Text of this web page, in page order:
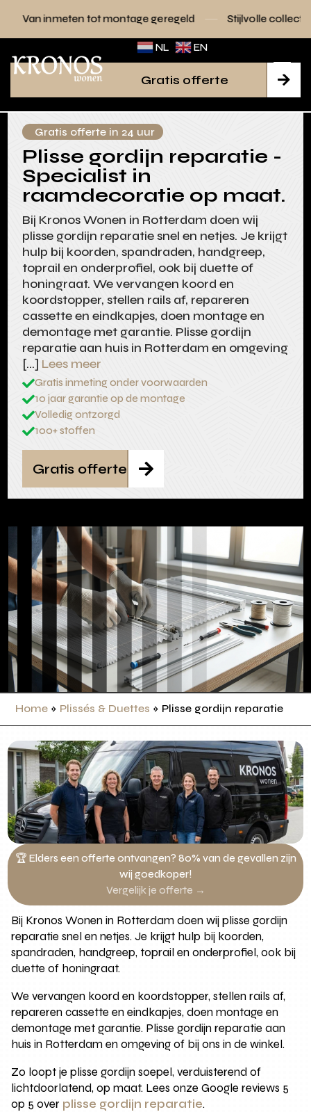
tot montage geregeld Stijlvolle collecties voor elk
NL EN

Gratis offerte
Gratis offerte in 24 uur
Plisse gordijn reparatie -
Specialist in
raamdecoratie op maat.
Bij Kronos Wonen in Rotterdam doen wij
plisse gordijn reparatie snel en netjes. Je krijgt
hulp bij koorden, spandraden, handgreep,
toprail en onderprofiel, ook bij duette of
honingraat. We vervangen koord en
koordstopper, stellen rails af, repareren
cassette en eindkapjes, doen montage en
demontage met garantie. Plisse gordijn
reparatie aan huis in Rotterdam en omgeving
[…] Lees meer
Gratis inmeting onder voorwaarden
10 jaar garantie op de montage
Volledig ontzorgd
100+ stoffen

Gratis offerte
Home » Plissés & Duettes » Plisse gordijn reparatie
🏆 Elders een offerte ontvangen? 80% van de gevallen zijn
wij goedkoper!
Vergelijk je offerte →
Bij Kronos Wonen in Rotterdam doen wij plisse gordijn
reparatie snel en netjes. Je krijgt hulp bij koorden,
spandraden, handgreep, toprail en onderprofiel, ook bij
duette of honingraat.
We vervangen koord en koordstopper, stellen rails af,
repareren cassette en eindkapjes, doen montage en
demontage met garantie. Plisse gordijn reparatie aan
huis in Rotterdam en omgeving of bij ons in de winkel.
Zo loopt je plisse gordijn soepel, verduisterend of
lichtdoorlatend, op maat. Lees onze Google reviews 5
op 5 over plisse gordijn reparatie.